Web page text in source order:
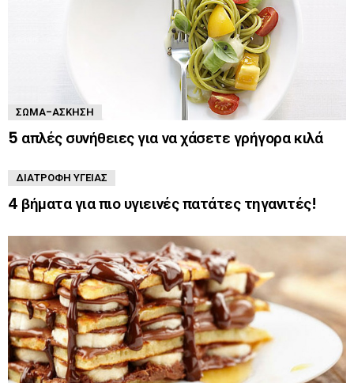
ΣΏΜΑ-ΆΣΚΗΣΗ
5 απλές συνήθειες για να χάσετε γρήγορα κιλά
ΔΙΑΤΡΟΦΉ ΥΓΕΊΑΣ
4 βήματα για πιο υγιεινές πατάτες τηγανιτές!